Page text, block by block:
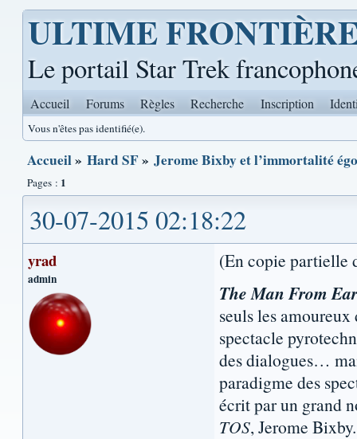
ULTIME
Le portail Star Trek
Accueil Forums Règles Recherche Inscription
Vous n'êtes pas identifié(e).
Accueil» Hard SF » Jerome Bixby et l’immortalité
Pages : 1
30-07-2015 02:18:22
yrad
admin
(En copie partielle
The Man From
seuls les
spectacle
des dialogues…
paradigme des
écrit par un grand
TOS, Jerome Bixby.